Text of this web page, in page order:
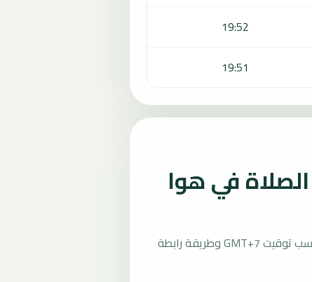
19:52
19:51
في هوا
تُحسب مواقيت الصلاة في هوا هين، تايلند بحسب توقيت GMT+7 وطريقة رابطة